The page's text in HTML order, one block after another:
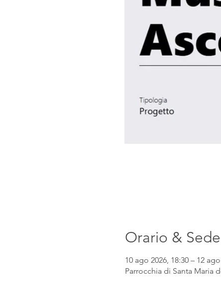
Orario & Sede
10 ago 2026, 18:30 – 12
Parrocchia di Santa Maria